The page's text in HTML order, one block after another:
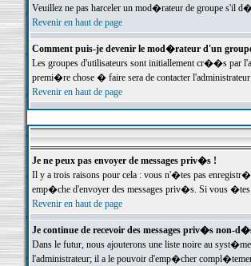
Veuillez ne pas harceler un mod�rateur de groupe s'il
Revenir en haut de page
Comment puis-je devenir le mod�rateur d'un
Les groupes d'utilisateurs sont initiallement cr��s par
premi�re chose � faire sera de contacter
Revenir en haut de page
Je ne peux pas envoyer de messages priv�s !
Il y a trois raisons pour cela : vous n'�tes pas
emp�che d'envoyer des messages priv�s. Si vous
Revenir en haut de page
Je continue de recevoir des messages priv�s non-
Dans le futur, nous ajouterons une liste noire au
l'administrateur; il a le pouvoir d'emp�cher